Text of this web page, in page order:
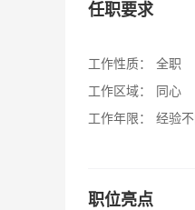
任职要求
工作性质：
全职
工作区域：
同心
工作年限：
经验
职位亮点